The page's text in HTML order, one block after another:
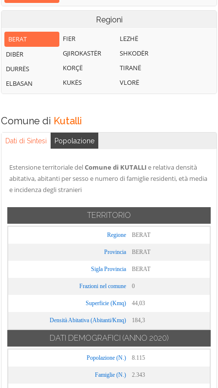
Regioni
BERAT
DIBËR
DURRËS
ELBASAN
FIER
GJIROKASTËR
KORÇË
KUKËS
LEZHË
SHKODËR
TIRANË
VLORË
Comune di Kutalli
Dati di Sintesi Popolazione
Estensione territoriale delComune di KUTALLI e relativa densità
abitativa, abitanti per sesso e numero di famiglie residenti, età media
e incidenza degli stranieri
TERRITORIO
Regione BERAT
Provincia BERAT
Sigla Provincia BERAT
Frazioni nel comune 0
Superficie (Kmq) 44,03
Densità Abitativa (Abitanti/Kmq) 184,3
DATI DEMOGRAFICI (ANNO 2020)
Popolazione (N.) 8.115
Famiglie (N.) 2.343